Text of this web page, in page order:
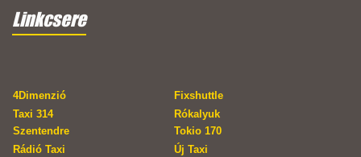
Linkcsere
4Dimenzió
Fixshuttle
Taxi 314
Szentendre
Rókalyuk
Tokio 170
Rádió Taxi
Új Taxi